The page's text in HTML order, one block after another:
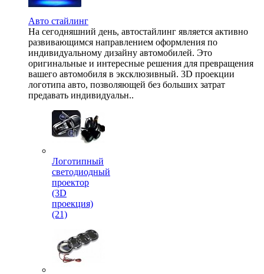
Авто стайлинг
На сегодняшний день, автостайлинг является активно
развивающимся направлением оформления по
индивидуальному дизайну автомобилей. Это
оригинальные и интересные решения для превращения
вашего автомобиля в эксклюзивный. 3D проекции
логотипа авто, позволяющей без больших затрат
предавать индивидуальн..
Логотипный
светодиодный
проектор
(3D
проекция)
(21)